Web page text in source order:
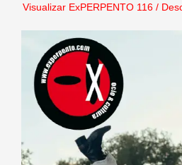
Visualizar ExPERPENTO 116/